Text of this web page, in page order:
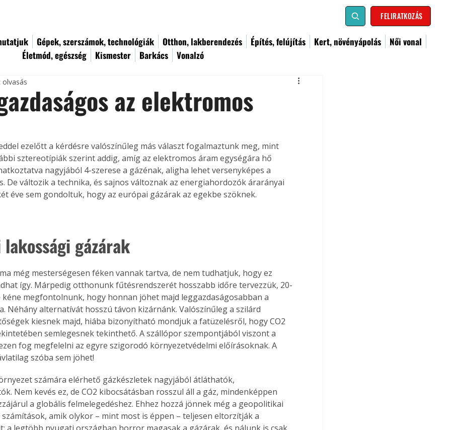
FELIRATKOZÁS
Gépek, szerszámok, technológiák Otthon, lakberendezés Építés, felújítás Kert, növényápolás
Női vonal
Életmód, egészség
Kismester Barkács Vonalzó
az elektromos
olvasás
ezelőtt a kérdésre valószínűleg más választ fogalmaztunk meg, mint
sztereotípiák szerint addig, amíg az elektromos áram egységára hő
nagyjából 4-szerese a gázénak, aligha lehet versenyképes a
De változik a technika, és sajnos változnak az energiahordozók árarányai
éve sem gondoltuk, hogy az európai gázárak az egekbe szöknek.
lakossági gázárak
még mesterségesen féken vannak tartva, de nem tudhatjuk, hogy ez
így. Márpedig otthonunk fűtésrendszerét hosszabb időre tervezzük, 20-
kéne megfontolnunk, hogy honnan jöhet majd leggazdaságosabban a
Néhány alternatívát hosszú távon kizárnánk. Valószínűleg a szilárd
kiesnek majd, hiába bizonyítható mondjuk a fatüzelésről, hogy CO2
semlegesnek tekinthető. A szállópor szempontjából viszont a
fog megfelelni az egyre szigorodó környezetvédelmi előírásoknak. A
szóba sem jöhet!
számára elérhető gázkészletek nagyjából átláthatók,
Nem kevés ez, de CO2 kibocsátásban rosszul áll a gáz, mindenképpen
a globális felmelegedéshez. Ehhez hozzá jönnek még a geopolitikai
számítások, amik olykor – mint most is éppen – teljesen eltorzítják a
a legtöbb nyugati országban horror magasak a gázárak, és nálunk is csak